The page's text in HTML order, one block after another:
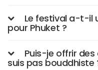
Le festival a-t-il
pour Phuket ?
Puis-je offrir
suis pas bouddhiste